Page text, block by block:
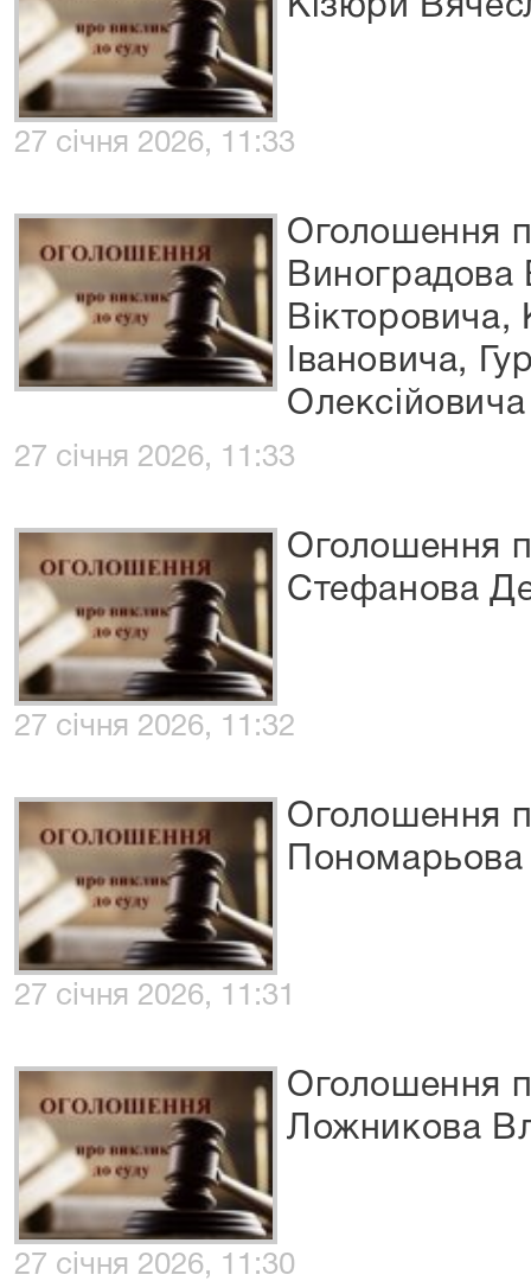
Кізюри
27 січня 2026, 11:33
Оголошення
Виноградова
Івановича,
Олексійовича
27 січня 2026, 11:33
Оголошення
Стефанова
27 січня 2026, 11:32
Оголошення
Пономарьова
27 січня 2026, 11:31
Оголошення
Ложникова
27 січня 2026, 11:30